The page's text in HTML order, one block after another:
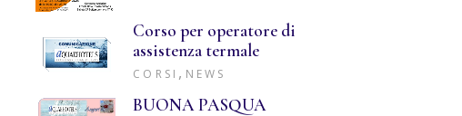
Corso per operatore di
assistenza termale
CORSI , NEWS
BUONA PASQUA